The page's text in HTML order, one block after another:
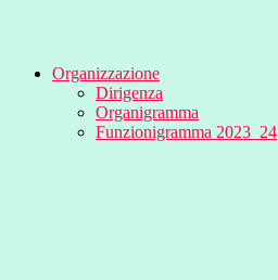
Organizzazione
Dirigenza
Organigramma
Funzionigramma 2023_24